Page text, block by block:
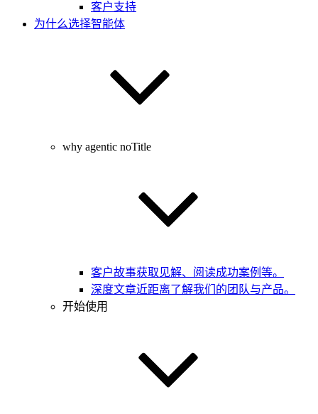
客户支持
为什么选择智能体
why agentic noTitle
客户故事获取见解、阅读成功案例等。
深度文章近距离了解我们的团队与产品。
开始使用